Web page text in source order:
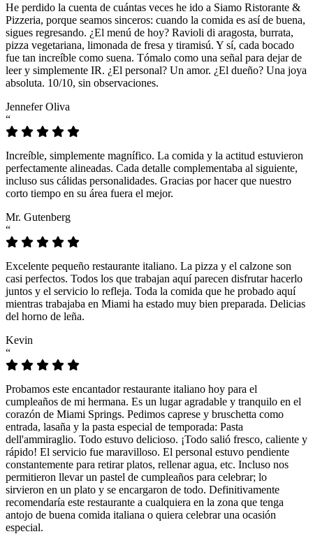
He perdido la cuenta de cuántas veces he ido a Siamo Ristorante &
Pizzeria, porque seamos sinceros: cuando la comida es así de buena,
sigues regresando. ¿El menú de hoy? Ravioli di aragosta, burrata,
pizza vegetariana, limonada de fresa y tiramisú. Y sí, cada bocado
fue tan increíble como suena. Tómalo como una señal para dejar de
leer y simplemente IR. ¿El personal? Un amor. ¿El dueño? Una joya
absoluta. 10/10, sin observaciones.
Jennefer Oliva
“
Increíble, simplemente magnífico. La comida y la actitud estuvieron
perfectamente alineadas. Cada detalle complementaba al siguiente,
incluso sus cálidas personalidades. Gracias por hacer que nuestro
corto tiempo en su área fuera el mejor.
Mr. Gutenberg
“
Excelente pequeño restaurante italiano. La pizza y el calzone son
casi perfectos. Todos los que trabajan aquí parecen disfrutar hacerlo
juntos y el servicio lo refleja. Toda la comida que he probado aquí
mientras trabajaba en Miami ha estado muy bien preparada. Delicias
del horno de leña.
Kevin
“
Probamos este encantador restaurante italiano hoy para el
cumpleaños de mi hermana. Es un lugar agradable y tranquilo en el
corazón de Miami Springs. Pedimos caprese y bruschetta como
entrada, lasaña y la pasta especial de temporada: Pasta
dell'ammiraglio. Todo estuvo delicioso. ¡Todo salió fresco, caliente y
rápido! El servicio fue maravilloso. El personal estuvo pendiente
constantemente para retirar platos, rellenar agua, etc. Incluso nos
permitieron llevar un pastel de cumpleaños para celebrar; lo
sirvieron en un plato y se encargaron de todo. Definitivamente
recomendaría este restaurante a cualquiera en la zona que tenga
antojo de buena comida italiana o quiera celebrar una ocasión
especial.